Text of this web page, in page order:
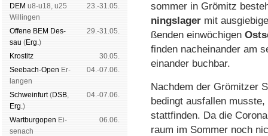
DEM u8-u18, u25
Wil­lin­gen
23.-31.05.
Offene BEM Des­
sau (Erg.)
29.-31.05.
Kros­titz
30.05.
See­bach-Open Er­
lan­gen
04.-07.06.
Schwein­furt(DSB,
Erg.)
04.-07.06.
Wart­burg­open Ei­
se­nach
06.06.
sommer in Grömitz
nings­lager mit
ßen­den ein­wö­chi­gen
fin­den nach­ein­an­der am
ein­an­der buch­bar.
Nachdem der Grömitzer
bedingt aus­fal­len
statt­finden. Da die
raum im Sommer noch